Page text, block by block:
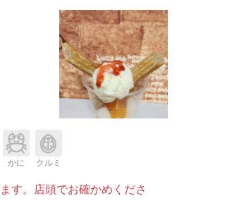
かに クルミ
す。店頭でお確かめくださ